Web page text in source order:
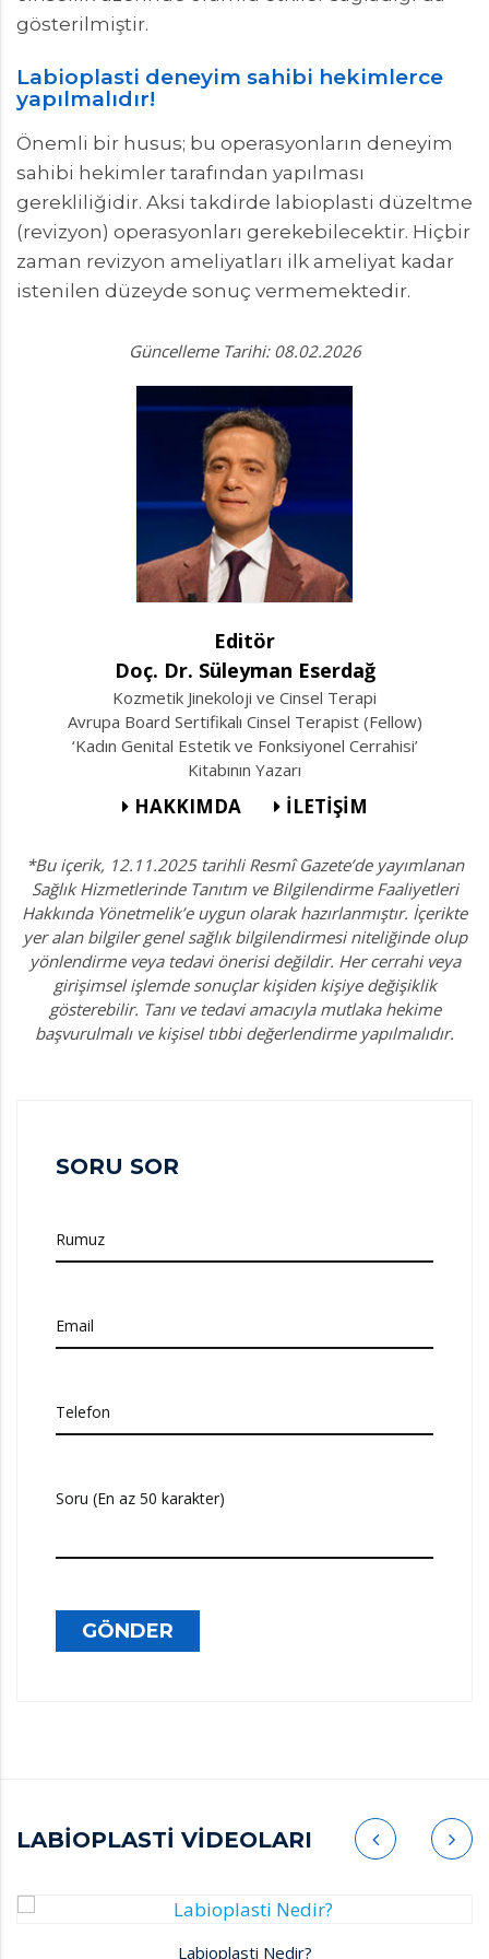
gösterilmiştir.
Labioplasti deneyim sahibi hekimlerce
yapılmalıdır!
Önemli bir husus; bu operasyonların deneyim
sahibi hekimler tarafından yapılması
gerekliliğidir. Aksi takdirde labioplasti düzeltme
(revizyon) operasyonları gerekebilecektir. Hiçbir
zaman revizyon ameliyatları ilk ameliyat kadar
istenilen düzeyde sonuç vermemektedir.
Güncelleme Tarihi: 08.02.2026
Editör
Doç. Dr. Süleyman Eserdağ
Kozmetik Jinekoloji ve Cinsel Terapi
Avrupa Board Sertifikalı Cinsel Terapist (Fellow)
‘Kadın Genital Estetik ve Fonksiyonel Cerrahisi’
Kitabının Yazarı
HAKKIMDA İLETİŞİM
*Bu içerik, 12.11.2025 tarihli Resmî Gazete’de yayımlanan
Sağlık Hizmetlerinde Tanıtım ve Bilgilendirme Faaliyetleri
Hakkında Yönetmelik’e uygun olarak hazırlanmıştır. İçerikte
yer alan bilgiler genel sağlık bilgilendirmesi niteliğinde olup
yönlendirme veya tedavi önerisi değildir. Her cerrahi veya
girişimsel işlemde sonuçlar kişiden kişiye değişiklik
gösterebilir. Tanı ve tedavi amacıyla mutlaka hekime
başvurulmalı ve kişisel tıbbi değerlendirme yapılmalıdır.
SORU SOR
Rumuz
Email
Telefon
Soru (En az 50 karakter)
GÖNDER
LABİOPLASTİ VİDEOLARI
Labioplasti Nedir?